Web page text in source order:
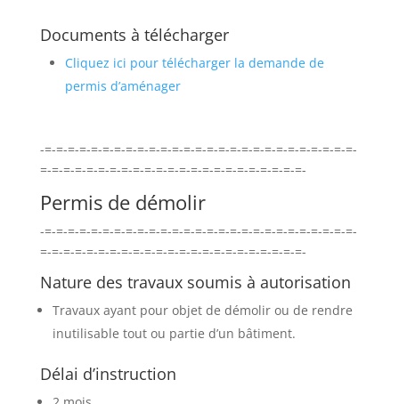
Documents à télécharger
Cliquez ici pour télécharger la demande de
permis d’aménager
-=-=-=-=-=-=-=-=-=-=-=-=-=-=-=-=-=-=-=-=-=-=-=-=-=-=-=-
=-=-=-=-=-=-=-=-=-=-=-=-=-=-=-=-=-=-=-=-=-=-=-
Permis de démolir
-=-=-=-=-=-=-=-=-=-=-=-=-=-=-=-=-=-=-=-=-=-=-=-=-=-=-=-
=-=-=-=-=-=-=-=-=-=-=-=-=-=-=-=-=-=-=-=-=-=-=-
Nature des travaux soumis à autorisation
Travaux ayant pour objet de démolir ou de rendre
inutilisable tout ou partie d’un bâtiment.
Délai d’instruction